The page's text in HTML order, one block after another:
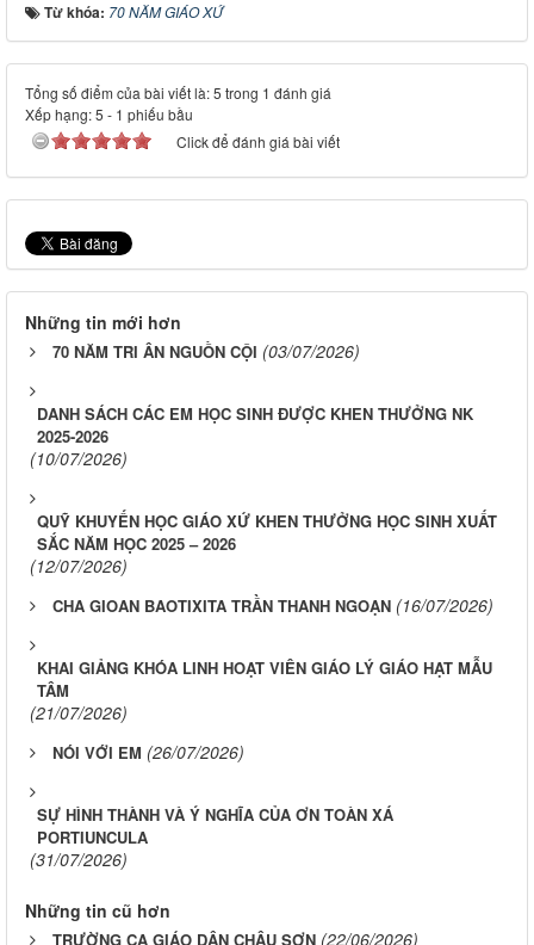
Từ khóa: 70 NĂM GIÁO XỨ
Tổng số điểm của bài viết là: 5 trong 1 đánh giá
Xếp hạng:5 - 1 phiếu bầu
Click để đánh giá bài viết
Những tin mới hơn
70 NĂM TRI ÂN NGUỒN CỘI (03/07/2026)
DANH SÁCH CÁC EM HỌC SINH ĐƯỢC KHEN THƯỞNG NK
2025-2026
(10/07/2026)
QUỸ KHUYẾN HỌC GIÁO XỨ KHEN THƯỞNG HỌC SINH XUẤT
SẮC NĂM HỌC 2025 – 2026
(12/07/2026)
CHA GIOAN BAOTIXITA TRẦN THANH NGOẠN (16/07/2026)
KHAI GIẢNG KHÓA LINH HOẠT VIÊN GIÁO LÝ GIÁO HẠT MẪU
TÂM
(21/07/2026)
NÓI VỚI EM (26/07/2026)
SỰ HÌNH THÀNH VÀ Ý NGHĨA CỦA ƠN TOÀN XÁ
PORTIUNCULA
(31/07/2026)
Những tin cũ hơn
TRƯỜNG CA GIÁO DÂN CHÂU SƠN (22/06/2026)